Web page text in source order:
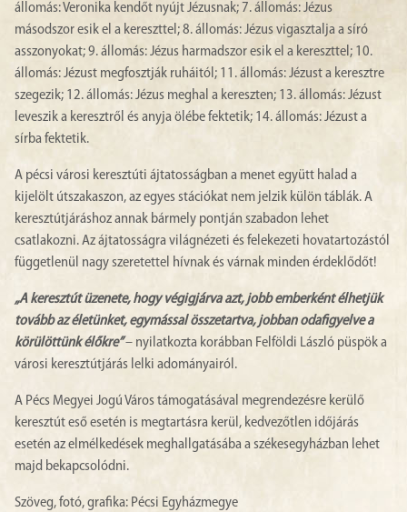
állomás: Veronika kendőt nyújt Jézusnak; 7. állomás: Jézus
másodszor esik el a kereszttel; 8. állomás: Jézus vigasztalja a síró
asszonyokat; 9. állomás: Jézus harmadszor esik el a kereszttel; 10.
állomás: Jézust megfosztják ruháitól; 11. állomás: Jézust a keresztre
szegezik; 12. állomás: Jézus meghal a kereszten; 13. állomás: Jézust
leveszik a keresztről és anyja ölébe fektetik; 14. állomás: Jézust a
sírba fektetik.
A pécsi városi keresztúti ájtatosságban a menet együtt halad a
kijelölt útszakaszon, az egyes stációkat nem jelzik külön táblák. A
keresztútjáráshoz annak bármely pontján szabadon lehet
csatlakozni. Az ájtatosságra világnézeti és felekezeti hovatartozástól
függetlenül nagy szeretettel hívnak és várnak minden érdeklődőt!
„A keresztút üzenete, hogy végigjárva azt, jobb emberként élhetjük
tovább az életünket, egymással összetartva, jobban odafigyelve a
körülöttünk élőkre”– nyilatkozta korábban Felföldi László püspök a
városi keresztútjárás lelki adományairól.
A Pécs Megyei Jogú Város támogatásával megrendezésre kerülő
keresztút eső esetén is megtartásra kerül, kedvezőtlen időjárás
esetén az elmélkedések meghallgatásába a székesegyházban lehet
majd bekapcsolódni.
Szöveg, fotó, grafika: Pécsi Egyházmegye